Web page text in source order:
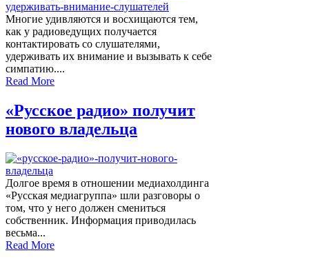
Многие удивляются и восхищаются тем,
как у радиоведущих получается
контактировать со слушателями,
удерживать их внимание и вызывать к себе
симпатию....
Read More
«Русское радио» получит
нового владельца
Долгое время в отношении медиахолдинга
«Русская медиагруппа» шли разговоры о
том, что у него должен смениться
собственник. Информация приводилась
весьма...
Read More